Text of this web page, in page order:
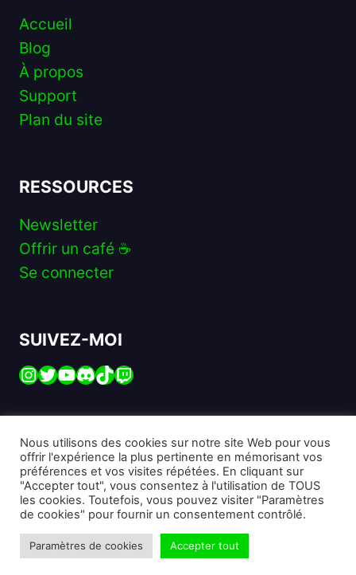
Accueil
Blog
À propos
Support
Plan du site
RESSOURCES
Newsletter
Offrir un café ☕️
Se connecter
SUIVEZ-MOI
Instagram
Twitter
YouTube
Discord
TikTok
Twitch
© 2026 Michaël KIHL – Tous droits réservés.
Hébergé parEasyHoster· Construit avecJP Blocks
Politique de confidentialitéMentions légales
Nous utilisons des cookies sur notre site Web pour vous
offrir l'expérience la plus pertinente en mémorisant vos
préférences et vos visites répétées. En cliquant sur
"Accepter tout", vous consentez à l'utilisation de TOUS
les cookies. Toutefois, vous pouvez visiter "Paramètres
de cookies" pour fournir un consentement contrôlé.
Paramètres de cookies Accepter tout